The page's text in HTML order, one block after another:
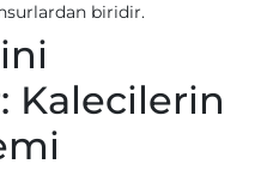
biridir.
Kalecilerin